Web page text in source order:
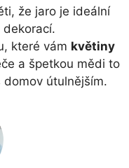
že jaro je ideální
které vám květiny
a špetkou mědi to
útulnějším.